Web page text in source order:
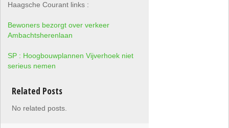
Haagsche Courant links :
Bewoners bezorgt over verkeer
Ambachtsherenlaan
SP : Hoogbouwplannen Vijverhoek niet
serieus nemen
Related Posts
No related posts.